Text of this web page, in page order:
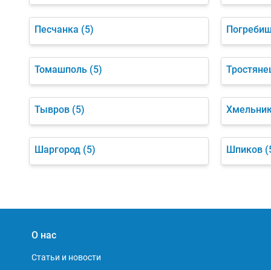
Песчанка (5)
Томашполь (5)
Тывров (5)
Шаргород (5) Шпиков
О нас
Статьи и новости